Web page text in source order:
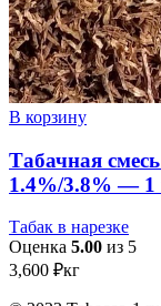
В корзину
Табачная
1.4%/3.8% — 1
Табак в нарезке
Оценка 5.00 из 5
3,600 ₽кг